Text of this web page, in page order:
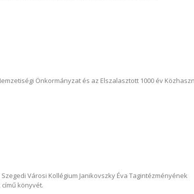
Önkormányzat és az Elszalasztott 1000 év
Városi Kollégium Janikovszky Éva Tagintézményének
könyvét.